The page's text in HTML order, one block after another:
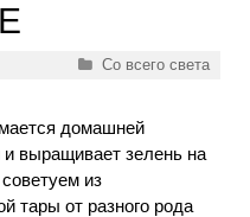
Рубрики
Со всего света
домашней
и выращивает зелень на
из
тары от разного рода